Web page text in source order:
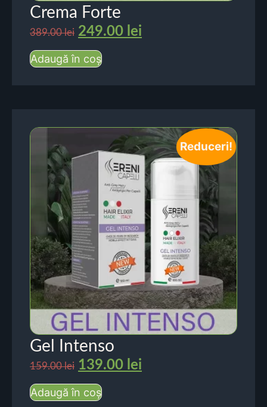
Crema Forte
389.00lei 249.00 lei
Adaugă în coș
Reduceri!
Gel Intenso
159.00lei 139.00 lei
Adaugă în coș